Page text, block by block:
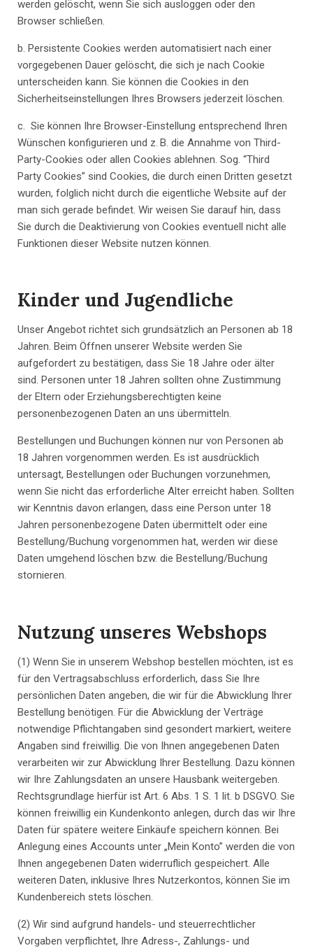
werden gelöscht, wenn Sie sich ausloggen oder den
Browser schließen.
b. Persistente Cookies werden automatisiert nach einer
vorgegebenen Dauer gelöscht, die sich je nach Cookie
unterscheiden kann. Sie können die Cookies in den
Sicherheitseinstellungen Ihres Browsers jederzeit löschen.
c. Sie können Ihre Browser-Einstellung entsprechend Ihren
Wünschen konfigurieren und z. B. die Annahme von Third-
Party-Cookies oder allen Cookies ablehnen. Sog. “Third
Party Cookies” sind Cookies, die durch einen Dritten gesetzt
wurden, folglich nicht durch die eigentliche Website auf der
man sich gerade befindet. Wir weisen Sie darauf hin, dass
Sie durch die Deaktivierung von Cookies eventuell nicht alle
Funktionen dieser Website nutzen können.
Kinder und Jugendliche
Unser Angebot richtet sich grundsätzlich an Personen ab 18
Jahren. Beim Öffnen unserer Website werden Sie
aufgefordert zu bestätigen, dass Sie 18 Jahre oder älter
sind. Personen unter 18 Jahren sollten ohne Zustimmung
der Eltern oder Erziehungsberechtigten keine
personenbezogenen Daten an uns übermitteln.
Bestellungen und Buchungen können nur von Personen ab
18 Jahren vorgenommen werden. Es ist ausdrücklich
untersagt, Bestellungen oder Buchungen vorzunehmen,
wenn Sie nicht das erforderliche Alter erreicht haben. Sollten
wir Kenntnis davon erlangen, dass eine Person unter 18
Jahren personenbezogene Daten übermittelt oder eine
Bestellung/Buchung vorgenommen hat, werden wir diese
Daten umgehend löschen bzw. die Bestellung/Buchung
stornieren.
Nutzung unseres Webshops
(1) Wenn Sie in unserem Webshop bestellen möchten, ist es
für den Vertragsabschluss erforderlich, dass Sie Ihre
persönlichen Daten angeben, die wir für die Abwicklung Ihrer
Bestellung benötigen. Für die Abwicklung der Verträge
notwendige Pflichtangaben sind gesondert markiert, weitere
Angaben sind freiwillig. Die von Ihnen angegebenen Daten
verarbeiten wir zur Abwicklung Ihrer Bestellung. Dazu können
wir Ihre Zahlungsdaten an unsere Hausbank weitergeben.
Rechtsgrundlage hierfür ist Art. 6 Abs. 1 S. 1 lit. b DSGVO. Sie
können freiwillig ein Kundenkonto anlegen, durch das wir Ihre
Daten für spätere weitere Einkäufe speichern können. Bei
Anlegung eines Accounts unter „Mein Konto” werden die von
Ihnen angegebenen Daten widerruflich gespeichert. Alle
weiteren Daten, inklusive Ihres Nutzerkontos, können Sie im
Kundenbereich stets löschen.
(2) Wir sind aufgrund handels- und steuerrechtlicher
Vorgaben verpflichtet, Ihre Adress-, Zahlungs- und